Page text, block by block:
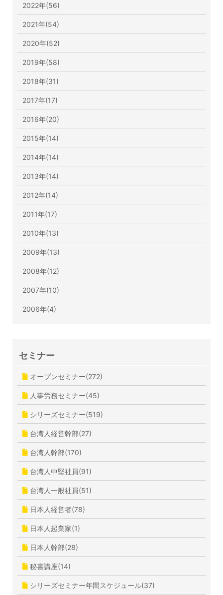
2022年(56)
2021年(54)
2020年(52)
2019年(58)
2018年(31)
2017年(17)
2016年(20)
2015年(14)
2014年(14)
2013年(14)
2012年(14)
2011年(17)
2010年(13)
2009年(13)
2008年(12)
2007年(10)
2006年(4)
セミナー
オープンセミナー(272)
人事労務セミナー(45)
シリーズセミナー(519)
台湾人経営幹部(27)
台湾人幹部(170)
台湾人中堅社員(91)
台湾人一般社員(51)
日本人経営者(78)
日本人起業家(1)
日本人幹部(28)
秘書講座(14)
シリーズセミナー年間スケジュール(37)